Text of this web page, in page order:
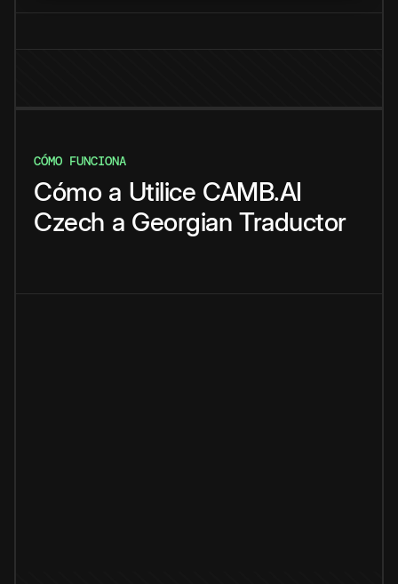
CÓMO FUNCIONA
Cómo a Utilice CAMB.AI
Czech a Georgian Traductor